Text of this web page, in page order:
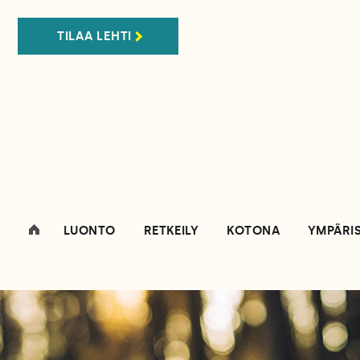
TILAA LEHTI
LUONTO RETKEILY KOTONA